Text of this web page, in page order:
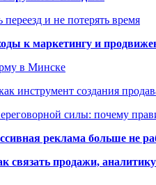
и не потерять время
к маркетингу и
в Минске
инструмент создания
силы: почему
реклама больше не
связать продажи,